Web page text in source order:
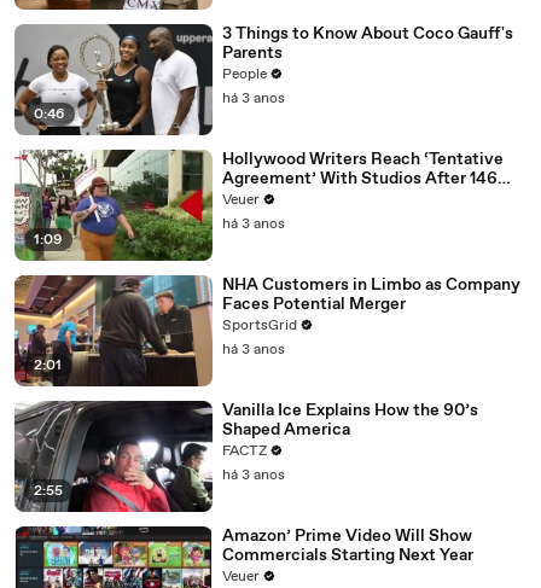
0:46
3 Things to Know About Coco Gauff's
Parents
People
há 3 anos
1:09
Hollywood Writers Reach ‘Tentative
Agreement’ With Studios After 146
Day Strike
Veuer
há 3 anos
2:01
NHA Customers in Limbo as Company
Faces Potential Merger
SportsGrid
há 3 anos
2:55
Vanilla Ice Explains How the 90’s
Shaped America
FACTZ
há 3 anos
Amazon’ Prime Video Will Show
Commercials Starting Next Year
Veuer